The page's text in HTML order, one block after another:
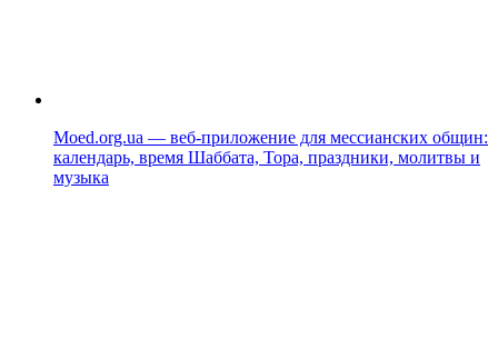
Moed.org.ua — веб-приложение для мессианских общин:
календарь, время Шаббата, Тора, праздники, молитвы и
музыка